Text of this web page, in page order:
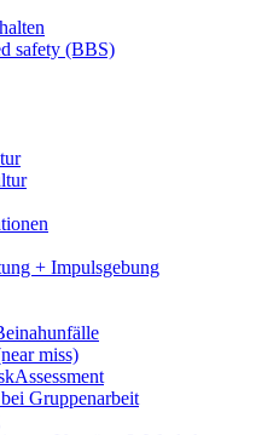
safety (BBS)
+ Impulsgebung
miss)
Gruppenarbeit